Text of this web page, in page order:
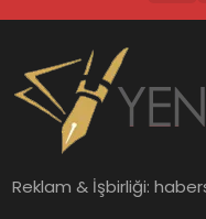
Reklam & İşbirliği: